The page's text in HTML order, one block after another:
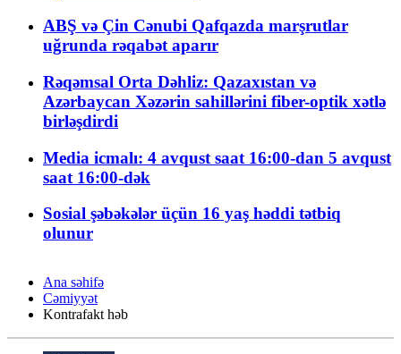
ABŞ və Çin Cənubi Qafqazda marşrutlar
uğrunda rəqabət aparır
Rəqəmsal Orta Dəhliz: Qazaxıstan və
Azərbaycan Xəzərin sahillərini fiber-optik xətlə
birləşdirdi
Media icmalı: 4 avqust saat 16:00-dan 5 avqust
saat 16:00-dək
Sosial şəbəkələr üçün 16 yaş həddi tətbiq
olunur
Ana səhifə
Cəmiyyət
Kontrafakt həb